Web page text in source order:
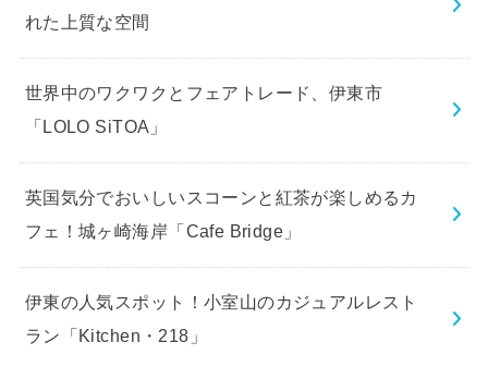
れた上質な空間
世界中のワクワクとフェアトレード、伊東市
「LOLO SiTOA」
英国気分でおいしいスコーンと紅茶が楽しめるカ
フェ！城ヶ崎海岸「Cafe Bridge」
伊東の人気スポット！小室山のカジュアルレスト
ラン「Kitchen・218」